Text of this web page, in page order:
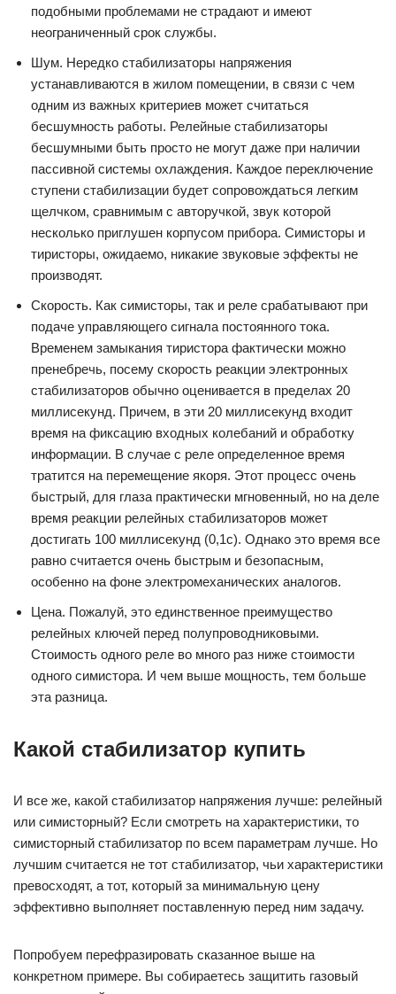
подобными проблемами не страдают и имеют
неограниченный срок службы.
Шум. Нередко стабилизаторы напряжения
устанавливаются в жилом помещении, в связи с чем
одним из важных критериев может считаться
бесшумность работы. Релейные стабилизаторы
бесшумными быть просто не могут даже при наличии
пассивной системы охлаждения. Каждое переключение
ступени стабилизации будет сопровождаться легким
щелчком, сравнимым с авторучкой, звук которой
несколько приглушен корпусом прибора. Симисторы и
тиристоры, ожидаемо, никакие звуковые эффекты не
производят.
Скорость. Как симисторы, так и реле срабатывают при
подаче управляющего сигнала постоянного тока.
Временем замыкания тиристора фактически можно
пренебречь, посему скорость реакции электронных
стабилизаторов обычно оценивается в пределах 20
миллисекунд. Причем, в эти 20 миллисекунд входит
время на фиксацию входных колебаний и обработку
информации. В случае с реле определенное время
тратится на перемещение якоря. Этот процесс очень
быстрый, для глаза практически мгновенный, но на деле
время реакции релейных стабилизаторов может
достигать 100 миллисекунд (0,1с). Однако это время все
равно считается очень быстрым и безопасным,
особенно на фоне электромеханических аналогов.
Цена. Пожалуй, это единственное преимущество
релейных ключей перед полупроводниковыми.
Стоимость одного реле во много раз ниже стоимости
одного симистора. И чем выше мощность, тем больше
эта разница.
Какой стабилизатор купить
И все же, какой стабилизатор напряжения лучше: релейный
или симисторный? Если смотреть на характеристики, то
симисторный стабилизатор по всем параметрам лучше. Но
лучшим считается не тот стабилизатор, чьи характеристики
превосходят, а тот, который за минимальную цену
эффективно выполняет поставленную перед ним задачу.
Попробуем перефразировать сказанное выше на
конкретном примере. Вы собираетесь защитить газовый